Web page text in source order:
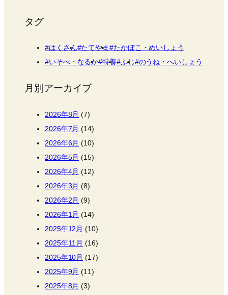
タグ
はくさん たてやま たかぼこ・めいしょう
いそべ・なるか 特養 ふじ のうね・へいしょう
月別アーカイブ
2026年8月 (7)
2026年7月 (14)
2026年6月 (10)
2026年5月 (15)
2026年4月 (12)
2026年3月 (8)
2026年2月 (9)
2026年1月 (14)
2025年12月 (10)
2025年11月 (16)
2025年10月 (17)
2025年9月 (11)
2025年8月 (3)